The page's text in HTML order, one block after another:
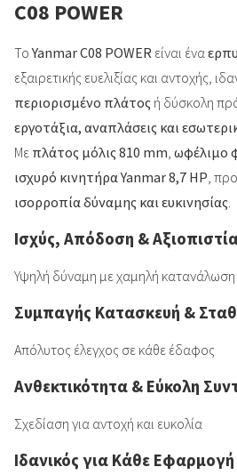
C08 POWER
ΤοYanmar C08 POWER είναι ένα
εξαιρετικής ευελιξίας και αντοχής,
περιορισμένο πλάτος ή δύσκολη
εργοτάξια, αναπλάσεις και
Με πλάτος μόλις 810 mm ωφέλιμο
ισχυρό κινητήρα Yanmar 8,7 HP ,
ισορροπία δύναμης και ευκινησίας
Ισχύς, Απόδοση &
Υψηλή δύναμη με χαμηλή κατανάλωση
Συμπαγής Κατασκευή &
Απόλυτος έλεγχος σε κάθε έδαφος
Ανθεκτικότητα & Εύκολη
Σχεδίαση για αντοχή και ευκολία
Ιδανικός για Κάθε Εφαρμογή